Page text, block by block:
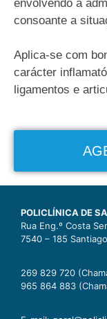
envolvendo a
consoante a
Aplica-se com
carácter
ligamentos e
POLICLÍNICA DE
Rua Eng.º Costa
7540 – 185
269 829 720
965 864 883